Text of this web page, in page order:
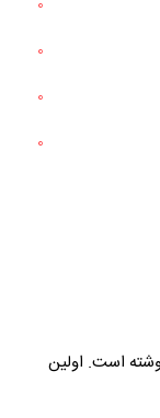
0
0
0
0
است. اولین